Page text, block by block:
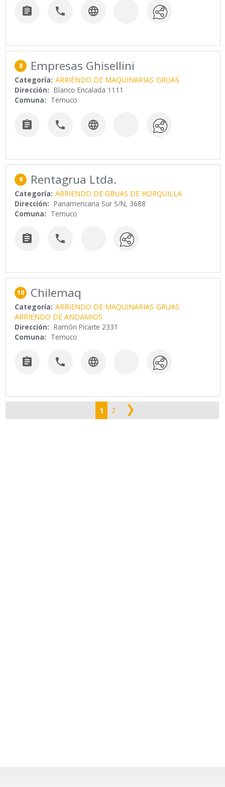
  
8 Empresas Ghisellini
Categoría: ARRIENDO DE MAQUINARIAS GRUAS
Dirección: Blanco Encalada 1111
Comuna: Temuco
  
9 Rentagrua Ltda.
Categoría: ARRIENDO DE GRUAS DE HORQUILLA
Dirección: Panamericana Sur S/N, 3688
Comuna: Temuco
 
10 Chilemaq
Categoría: ARRIENDO DE MAQUINARIAS GRUAS
ARRIENDO DE ANDAMIOS
Dirección: Ramón Picarte 2331
Comuna: Temuco
  
1 2 ❯